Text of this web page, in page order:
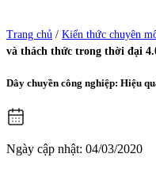
Trang chủ / Kiến thức chuyên
và thách thức trong thời đại
Dây chuyền công nghiệp: Hiệu
Ngày cập nhật: 04/03/2020